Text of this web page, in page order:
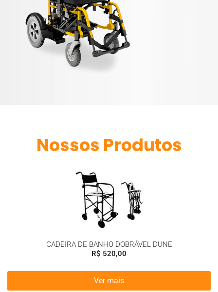
Nossos Produtos
CADEIRA DE BANHO DOBRÁVEL DUNE
R$ 520,00
Ver mais